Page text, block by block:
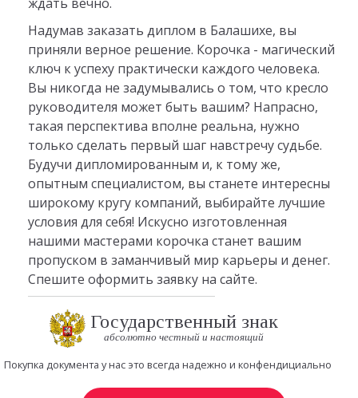
Надумав заказать диплом в Балашихе, вы
приняли верное решение. Корочка - магический
ключ к успеху практически каждого человека.
Вы никогда не задумывались о том, что кресло
руководителя может быть вашим? Напрасно,
такая перспектива вполне реальна, нужно
только сделать первый шаг навстречу судьбе.
Будучи дипломированным и, к тому же,
опытным специалистом, вы станете интересны
широкому кругу компаний, выбирайте лучшие
условия для себя! Искусно изготовленная
нашими мастерами корочка станет вашим
пропуском в заманчивый мир карьеры и денег.
Спешите оформить заявку на сайте.
Государственный знак
абсолютно честный и настоящий
Покупка документа у нас это всегда надежно и конфендициально